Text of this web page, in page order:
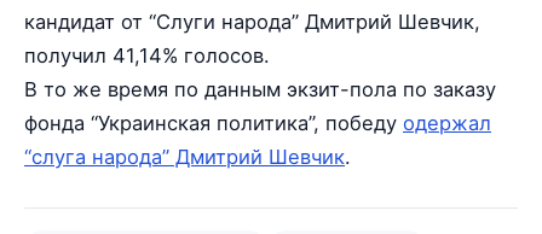
кандидат от “Слуги народа” Дмитрий Шевчик,
получил 41,14% голосов.
В то же время по данным экзит-пола по заказу
фонда “Украинская политика”, победу одержал
“слуга народа” Дмитрий Шевчик.